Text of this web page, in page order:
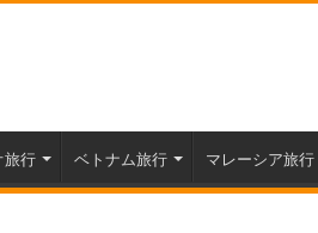
旅行 ベトナム旅行 マレーシア旅行